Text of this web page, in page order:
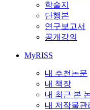
학술지
단행본
연구보고서
공개강의
MyRISS
내 추천논문
내 책장
내 최근 본
내 저작물관